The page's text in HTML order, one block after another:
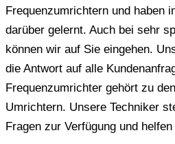
Frequenzumrichtern und haben
darüber gelernt. Auch bei sehr
können wir auf Sie eingehen.
die Antwort auf alle
Frequenzumrichter gehört zu
Umrichtern. Unsere Techniker
Fragen zur Verfügung und